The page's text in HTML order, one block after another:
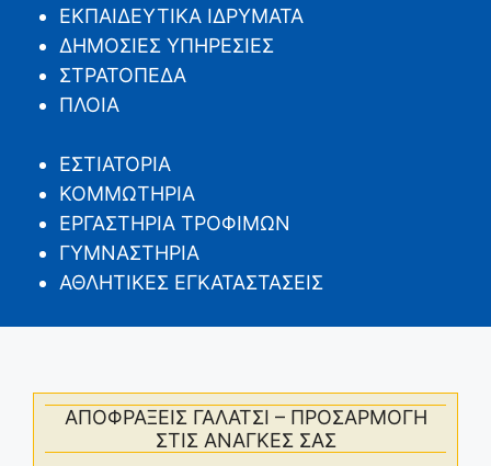
ΕΚΠΑΙΔΕΥΤΙΚΑ ΙΔΡΥΜΑΤΑ
ΔΗΜΟΣΙΕΣ ΥΠΗΡΕΣΙΕΣ
ΣΤΡΑΤΟΠΕΔΑ
ΠΛΟΙΑ
ΕΣΤΙΑΤΟΡΙΑ
ΚΟΜΜΩΤΗΡΙΑ
ΕΡΓΑΣΤΗΡΙΑ ΤΡΟΦΙΜΩΝ
ΓΥΜΝΑΣΤΗΡΙΑ
ΑΘΛΗΤΙΚΕΣ ΕΓΚΑΤΑΣΤΑΣΕΙΣ
ΑΠΟΦΡΑΞΕΙΣ ΓΑΛΑΤΣΙ – ΠΡΟΣΑΡΜΟΓΗ
ΣΤΙΣ ΑΝΑΓΚΕΣ ΣΑΣ